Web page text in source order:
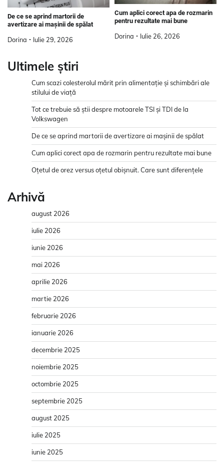
De ce se aprind martorii de
avertizare ai mașinii de spălat
Dorina Iulie 29, 2026
Cum aplici corect apa de rozmarin
pentru rezultate mai bune
Dorina Iulie 26, 2026
Ultimele știri
Cum scazi colesterolul mărit prin alimentație și schimbări ale
stilului de viață
Tot ce trebuie să știi despre motoarele TSI și TDI de la
Volkswagen
De ce se aprind martorii de avertizare ai mașinii de spălat
Cum aplici corect apa de rozmarin pentru rezultate mai bune
Oțetul de orez versus oțetul obișnuit. Care sunt diferențele
Arhivă
august 2026
iulie 2026
iunie 2026
mai 2026
aprilie 2026
martie 2026
februarie 2026
ianuarie 2026
decembrie 2025
noiembrie 2025
octombrie 2025
septembrie 2025
august 2025
iulie 2025
iunie 2025